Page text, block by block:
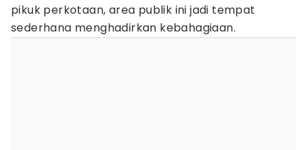
pikuk perkotaan, area publik ini jadi tempat
sederhana menghadirkan kebahagiaan.